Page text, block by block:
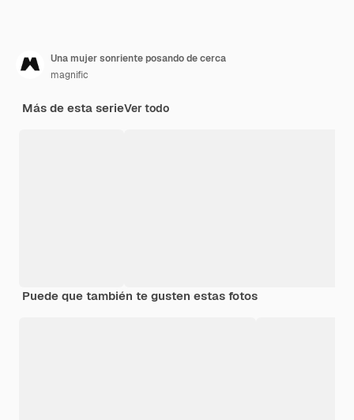
Una mujer sonriente posando de cerca
magnific
Más de esta serieVer todo
Puede que también te gusten estas fotos